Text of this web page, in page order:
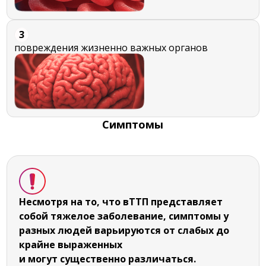
3
повреждения жизненно важных органов
Симптомы
Несмотря на то, что вТТП представляет
собой тяжелое заболевание, симптомы у
разных людей варьируются от слабых до
крайне выраженных
и могут существенно различаться.